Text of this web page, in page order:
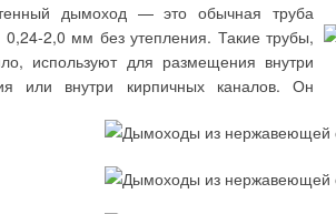
дымоход — это обычная труба
2,0 мм без утепления. Такие трубы,
используют для размещения внутри
или внутри кирпичных каналов. Он